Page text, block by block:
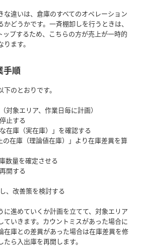
な違いは、倉庫のすべてのオペレーション
どうかです。一斉棚卸しを行うときは、
ップするため、こちらの方が売上が一時的
ます。
手順
のとおりです。
対象エリア、作業日毎に計画）
止する
在庫（実在庫）」を確認する
の在庫（理論値在庫）」より在庫差異を算
数量を確定させる
開する
、改善策を検討する
に進めていくか計画を立てて、対象エリア
ていきます。カウントミスがあった場合に
在庫との差異があった場合は在庫差異を修
ら入出庫を再開します。